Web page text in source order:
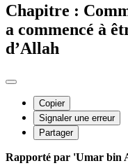
Chapitre :
a commencé à
d’Allah
Copier
Signaler une erreur
Partager
Rapporté par 'Umar bin